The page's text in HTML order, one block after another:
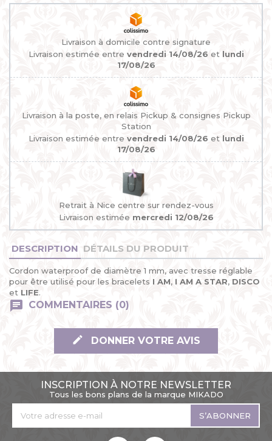
Livraison à domicile contre signature
Livraison estimée entre vendredi 14/08/26 et lundi
17/08/26
Livraison à la poste, en relais Pickup & consignes Pickup
Station
Livraison estimée entre vendredi 14/08/26 et lundi
17/08/26
Retrait à Nice centre sur rendez-vous
Livraison estimée mercredi 12/08/26
DESCRIPTION DÉTAILS DU PRODUIT
Cordon waterproof de diamètre 1 mm, avec tresse réglable
pour être utilisé pour les bracelets I AM, I AM A STAR, DISCO
et LIFE.
COMMENTAIRES (0)
DONNER VOTRE AVIS
INSCRIPTION À NOTRE NEWSLETTER
Tous les bons plans de la marque MIKADO
S’ABONNER